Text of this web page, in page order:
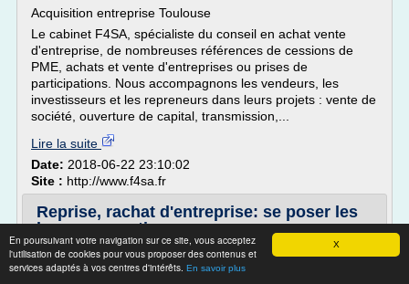
X
En poursuivant votre navigation sur ce site, vous acceptez
l'utilisation de cookies pour vous proposer des contenus et
services adaptés à vos centres d'intérêts. En savoir plus
Acquisition entreprise Toulouse
Le cabinet F4SA, spécialiste du conseil en achat vente
d'entreprise, de nombreuses références de cessions de
PME, achats et vente d'entreprises ou prises de
participations. Nous accompagnons les vendeurs, les
investisseurs et les repreneurs dans leurs projets : vente de
société, ouverture de capital, transmission,...
Lire la suite
Date: 2018-06-22 23:10:02
Site : http://www.f4sa.fr
Reprise, rachat d'entreprise: se poser les
bonnes questions
Avant tout projet de reprise ou de rachat d'entreprise,
mieux vaut se poser les bonnes questions pour optimiser